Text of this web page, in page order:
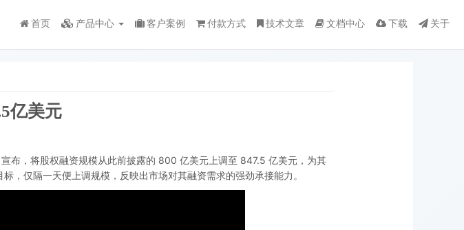
首页 产品中心 客户案例 付款方式 技术文章 文档中心 下载 关于
亿美元
，将股权融资规模从此前披露的 800 亿美元上调至 847.5 亿美元，为其
仅隔一天便上调规模，反映出市场对其融资需求的强劲承接能力。